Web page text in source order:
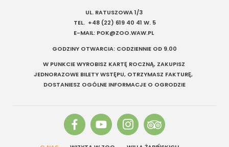
UL. RATUSZOWA 1/3
TEL. +48 (22) 619 40 41 W. 5
E-MAIL: POK@ZOO.WAW.PL
GODZINY OTWARCIA: CODZIENNIE OD 9.00
W PUNKCIE WYROBISZ KARTĘ ROCZNĄ, ZAKUPISZ
JEDNORAZOWE BILETY WSTĘPU, OTRZYMASZ FAKTURĘ,
DOSTANIESZ OGÓLNE INFORMACJE O OGRODZIE